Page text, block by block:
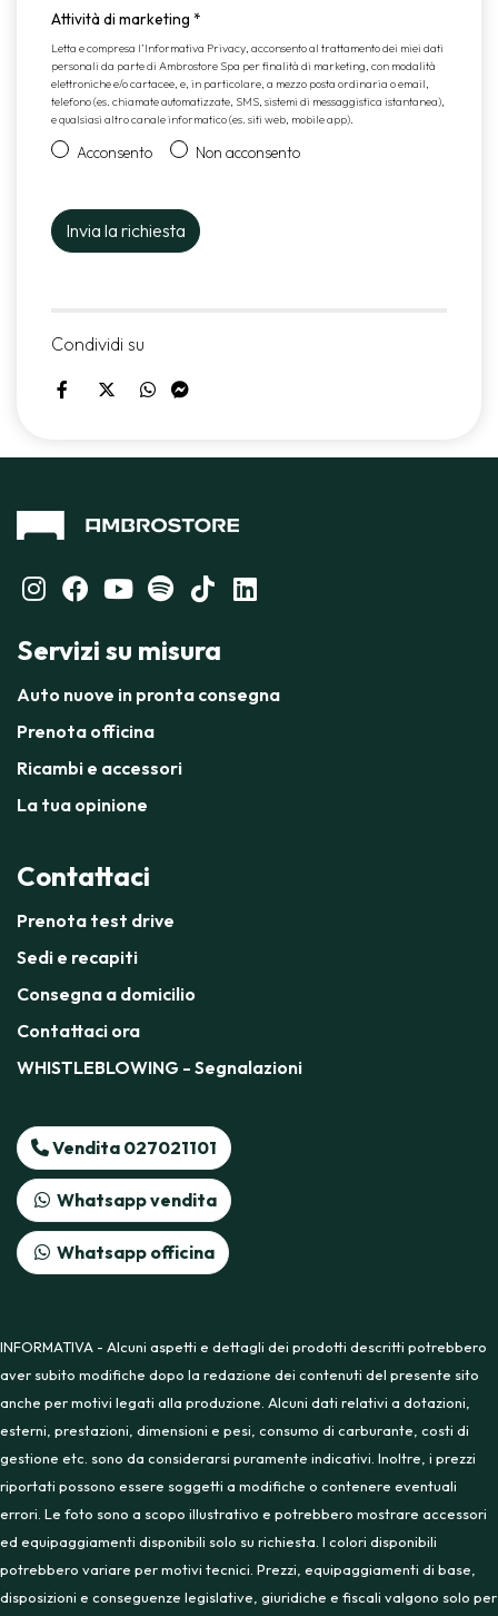
Attività di marketing *
Letta e compresa l’Informativa Privacy, acconsento al trattamento dei miei dati
personali da parte di Ambrostore Spa per finalità di marketing, con modalità
elettroniche e/o cartacee, e, in particolare, a mezzo posta ordinaria o email,
telefono (es. chiamate automatizzate, SMS, sistemi di messaggistica istantanea),
e qualsiasi altro canale informatico (es. siti web, mobile app).
Acconsento Non acconsento
Condividi su
Servizi su misura
Auto nuove in pronta consegna
Prenota officina
Ricambi e accessori
La tua opinione
Contattaci
Prenota test drive
Sedi e recapiti
Consegna a domicilio
Contattaci ora
WHISTLEBLOWING - Segnalazioni
Vendita 027021101
Whatsapp vendita
Whatsapp officina
INFORMATIVA - Alcuni aspetti e dettagli dei prodotti descritti potrebbero
aver subito modifiche dopo la redazione dei contenuti del presente sito
anche per motivi legati alla produzione. Alcuni dati relativi a dotazioni,
esterni, prestazioni, dimensioni e pesi, consumo di carburante, costi di
gestione etc. sono da considerarsi puramente indicativi. Inoltre, i prezzi
riportati possono essere soggetti a modifiche o contenere eventuali
errori. Le foto sono a scopo illustrativo e potrebbero mostrare accessori
ed equipaggiamenti disponibili solo su richiesta. I colori disponibili
potrebbero variare per motivi tecnici. Prezzi, equipaggiamenti di base,
disposizioni e conseguenze legislative, giuridiche e fiscali valgono solo per